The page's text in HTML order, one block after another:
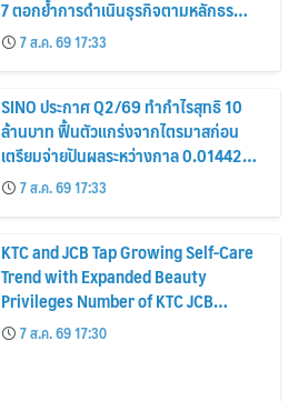
7 ตอกย้ำการดำเนินธุรกิจตามหลักธร
รมาภิบาล โปร่งใส สร้างความเชื่อมั่นผู้ถือ
หุ้น
7 ส.ค. 69 17:33
SINO ประกาศ Q2/69 ทำกำไรสุทธิ 10
ล้านบาท ฟื้นตัวแกร่งจากไตรมาสก่อน
เตรียมจ่ายปันผลระหว่างกาล 0.014423
บาทต่อหุ้น ครึ่งปีหลังมุ่งเติบโตต่อเนื่อง
7 ส.ค. 69 17:33
KTC and JCB Tap Growing Self-Care
Trend with Expanded Beauty
Privileges Number of KTC JCB
Cardmembers Spending on
Cosmetics Rises 26%
7 ส.ค. 69 17:30